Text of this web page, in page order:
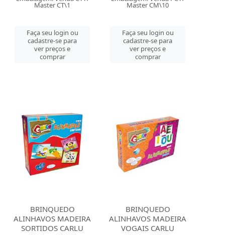
Master CT\1
Faça seu login ou
cadastre-se para
ver preços e
comprar
Master CM\10
Faça seu login ou
cadastre-se para
ver preços e
comprar
BRINQUEDO
ALINHAVOS MADEIRA
SORTIDOS CARLU
BRINQUEDO
ALINHAVOS MADEIRA
VOGAIS CARLU